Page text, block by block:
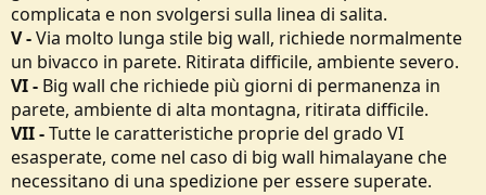
complicata e non svolgersi sulla linea di salita.
V -Via molto lunga stile big wall, richiede normalmente
un bivacco in parete. Ritirata difficile, ambiente severo.
VI - Big wall che richiede più giorni di permanenza in
parete, ambiente di alta montagna, ritirata difficile.
VII -Tutte le caratteristiche proprie del grado VI
esasperate, come nel caso di big wall himalayane che
necessitano di una spedizione per essere superate.